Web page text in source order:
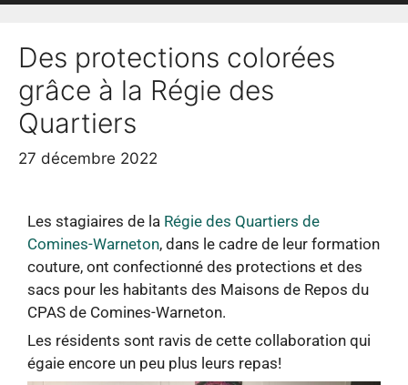
Des protections colorées
grâce à la Régie des
Quartiers
27 décembre 2022
Les stagiaires de la Régie des Quartiers de
Comines-Warneton, dans le cadre de leur formation
couture, ont confectionné des protections et des
sacs pour les habitants des Maisons de Repos du
CPAS de Comines-Warneton.
Les résidents sont ravis de cette collaboration qui
égaie encore un peu plus leurs repas!